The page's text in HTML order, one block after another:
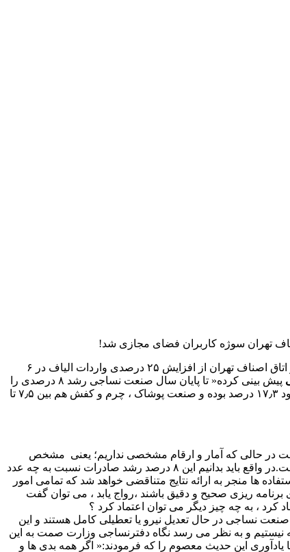
؛ مدیرکل دفتر نساجی وزارت صمت در نشست خبری برگزاری ۳ نمایشگاه بین المللی صنعت نساجی، پوشاک و چرم در اتاق اصناف تهران از افزایش ۲۵ درصدی واردات الیاف در ۶
پیش بینی کرده« تا پایان سال صنعت نساجی رشد ۸ درصدی را
تجربه کند». به گفته گرجی؛ وضعیت صنایع نساجی، پوشاک، کیف و کفش نسبتا خوب است به طوری که در سال گذشته رشد صنعت نساجی حدود ۱۷٫۳ درصد بوده و صنعت پوشاک ، چرم و کفش هم بین ۷٫۵ تا
می شود که چگونه رشد ۸ درصدی صنعت نساجی اعلام شده است در حالی که آمار و ارقام مشخصی نداریم؛ یعنی مشخص
نیست ۸ درصد صادرات چه چیزی افزایش یافته است ولی مهم است که بدانیم صادرات نساجی سال گذشته و سال قبل از آن چه مقدار بوده است.در واقع باید بدانیم این ۸ درصد رشد صادرات نسبت به چه عدد
ها منجر به ارائه نتایج متناقضی خواهد شد که تمامی امور
ریزی صحیح و دقیق باشند ،رواج یابد ، می توان گفت
، به چه چیز دیگر می توان اعتماد کرد ؟
نساجی در حال تعدیل نیرو یا تعطیلی کامل هستند و این
نیستیم و به نظر می رسد نگاه دفترنساجی وزارت صمت به این
این حدیث معصوم را که فرمودند:« اگر همه بدی ها و